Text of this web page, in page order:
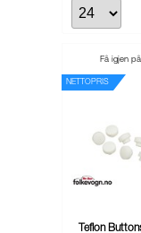
NETTOPRIS
Få igjen
Teflon